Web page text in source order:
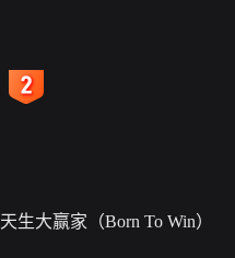
天生大赢家（Born To Win）